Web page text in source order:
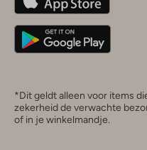
Deutschland
*Dit geldt alleen voor items
zekerheid de verwachte
of in je winkelmandje.